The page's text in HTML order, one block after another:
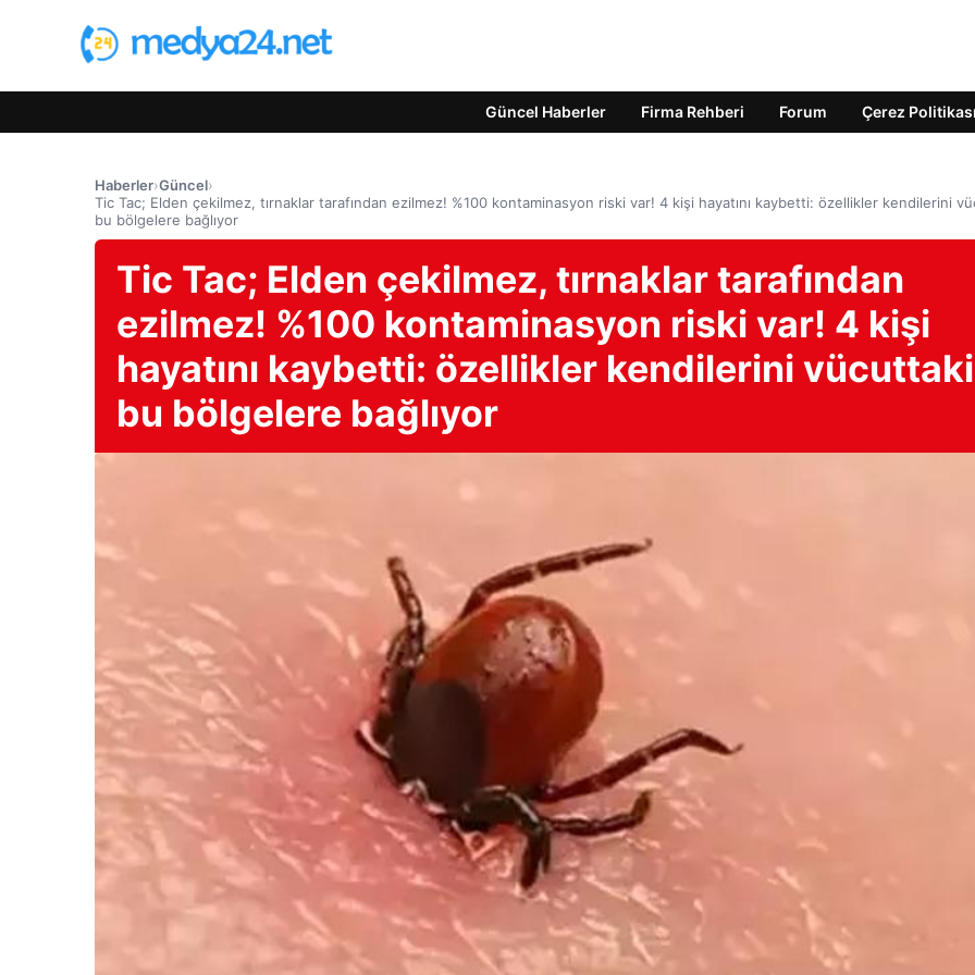
Güncel Haberler Firma Rehberi Forum Çerez Politikası
Haberler›Güncel›
Tic Tac; Elden çekilmez, tırnaklar tarafından ezilmez! %100 kontaminasyon riski var! 4 kişi hayatını kaybetti: özellikler kendilerini
bu bölgelere bağlıyor
Tic Tac; Elden çekilmez, tırnaklar tarafından
ezilmez! %100 kontaminasyon riski var! 4 kişi
hayatını kaybetti: özellikler kendilerini vücuttaki
bu bölgelere bağlıyor